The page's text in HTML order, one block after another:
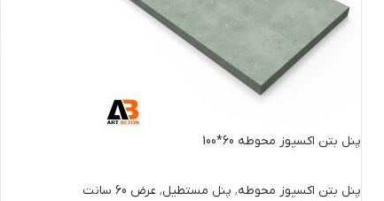
پنل بتن اکسپوز محوطه 60*100
پنل بتن اکسپوز محوطه, پنل مستطیل, عرض 60 سانت